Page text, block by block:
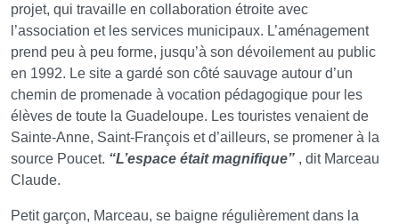
projet, qui travaille en collaboration étroite avec
l’association et les services municipaux. L’aménagement
prend peu à peu forme, jusqu’à son dévoilement au public
en 1992. Le site a gardé son côté sauvage autour d’un
chemin de promenade à vocation pédagogique pour les
élèves de toute la Guadeloupe. Les touristes venaient de
Sainte-Anne, Saint-François et d’ailleurs, se promener à la
source Poucet. “L’espace était magnifique” , dit Marceau
Claude.
Petit garçon, Marceau, se baigne régulièrement dans la